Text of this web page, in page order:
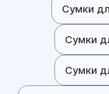
Сумки
Сумки
Сумки